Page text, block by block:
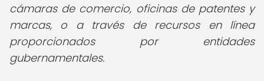
cámaras de comercio, oficinas de patentes y
marcas, o a través de recursos en línea
proporcionados por entidades
gubernamentales.